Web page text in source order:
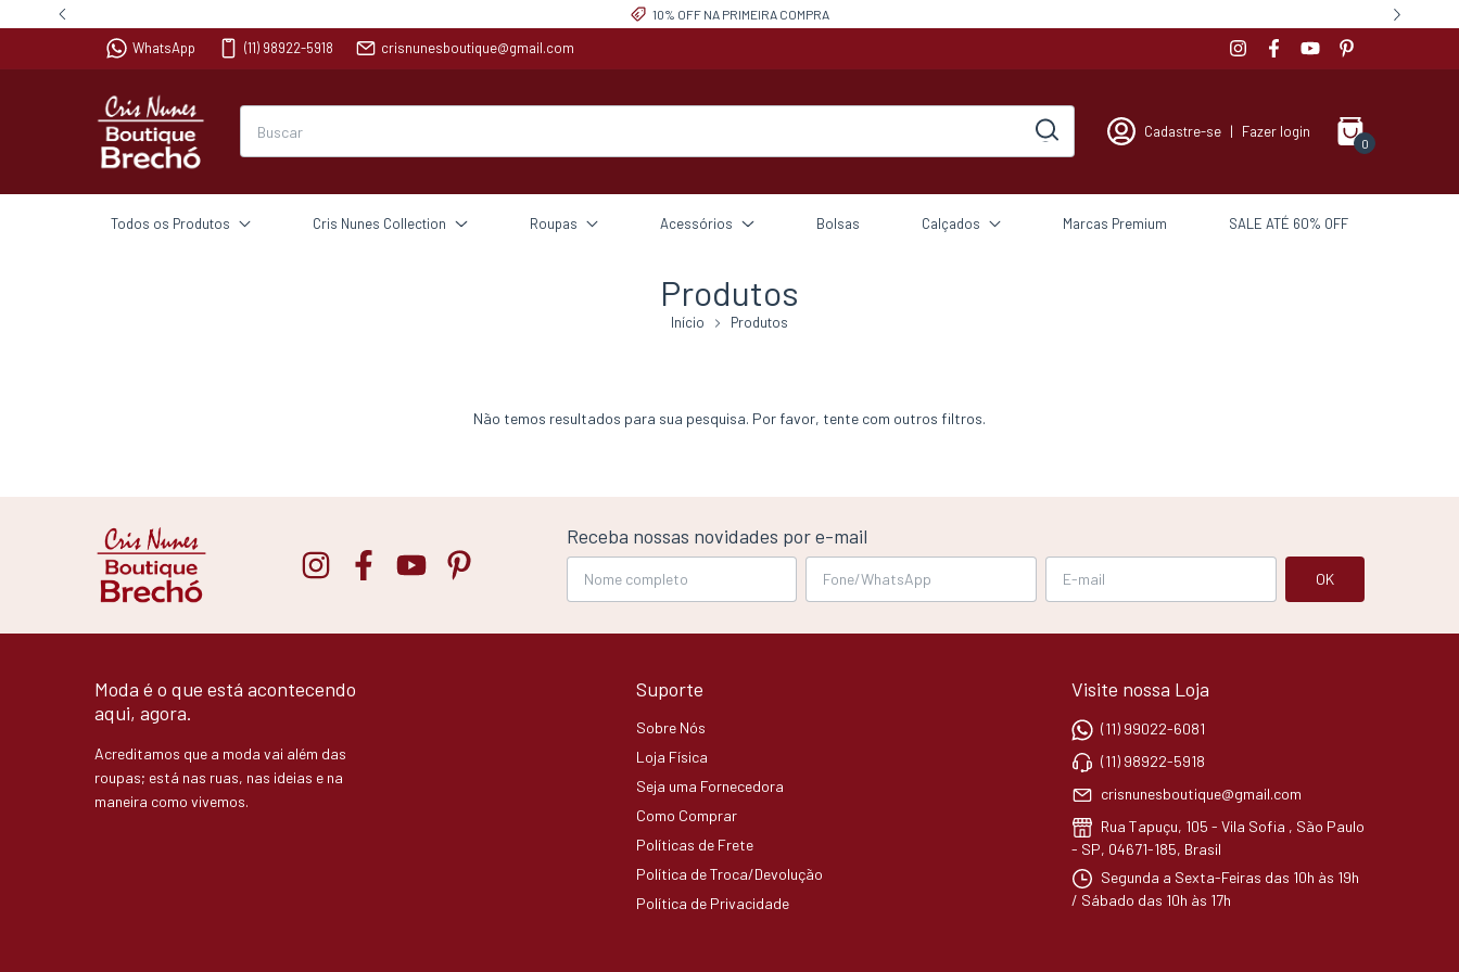
10% OFF NA PRIMEIRA COMPRA
WhatsApp (11) 98922-5918 crisnunesboutique@gmail.com
Cadastre-se | Fazer login
0
Todos os Produtos Cris Nunes Collection Roupas Acessórios Bolsas Calçados Marcas Premium SALE ATÉ 60% OFF
Produtos
Início Produtos
Não temos resultados para sua pesquisa. Por favor, tente com outros filtros.
Receba nossas novidades por e-mail
Moda é o que está acontecendo
aqui, agora.
Acreditamos que a moda vai além das
roupas; está nas ruas, nas ideias e na
maneira como vivemos.
Suporte
Sobre Nós
Loja Física
Seja uma Fornecedora
Como Comprar
Políticas de Frete
Política de Troca/Devolução
Política de Privacidade
Visite nossa Loja
(11) 99022-6081
(11) 98922-5918
crisnunesboutique@gmail.com
Rua Tapuçu, 105 - Vila Sofia , São Paulo
- SP, 04671-185, Brasil
Segunda a Sexta-Feiras das 10h às 19h
/ Sábado das 10h às 17h